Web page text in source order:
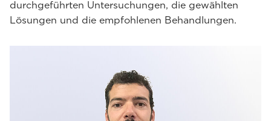
durchgeführten Untersuchungen, die gewählten
Lösungen und die empfohlenen Behandlungen.